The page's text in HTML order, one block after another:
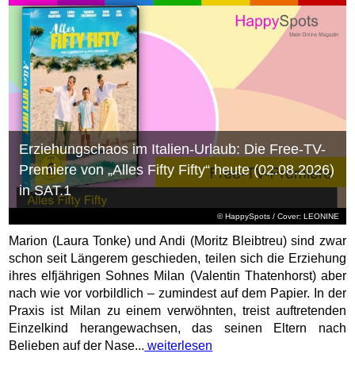
© HappySpots / Cover: LEONINE
Erziehungschaos im Italien-Urlaub: Die Free-TV-
Premiere von „Alles Fifty Fifty“ heute (02.08.2026)
in SAT.1
Marion (Laura Tonke) und Andi (Moritz Bleibtreu) sind zwar
schon seit Längerem geschieden, teilen sich die Erziehung
ihres elfjährigen Sohnes Milan (Valentin Thatenhorst) aber
nach wie vor vorbildlich – zumindest auf dem Papier. In der
Praxis ist Milan zu einem verwöhnten, treist auftretenden
Einzelkind herangewachsen, das seinen Eltern nach
Belieben auf der Nase... weiterlesen